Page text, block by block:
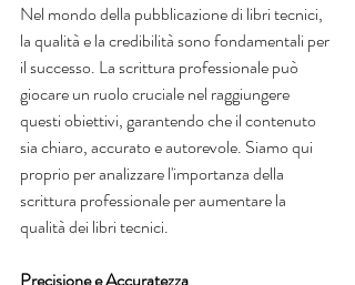
Nel mondo della pubblicazione di libri tecnici,
la qualità e la credibilità sono fondamentali per
il successo. La scrittura professionale può
giocare un ruolo cruciale nel raggiungere
questi obiettivi, garantendo che il contenuto
sia chiaro, accurato e autorevole. Siamo qui
proprio per analizzare l'importanza della
scrittura professionale per aumentare la
qualità dei libri tecnici.